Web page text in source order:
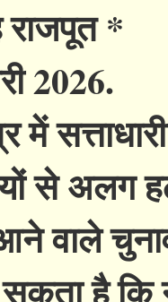
राजपूत *
2026.
में
से अलग
वाले